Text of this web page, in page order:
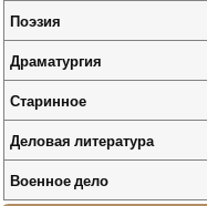
Поэзия
Драматургия
Старинное
Деловая литература
Военное дело